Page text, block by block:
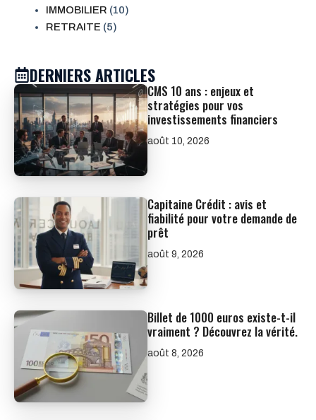
IMMOBILIER (10)
RETRAITE (5)
DERNIERS ARTICLES
CMS 10 ans : enjeux et
stratégies pour vos
investissements financiers
août 10, 2026
Capitaine Crédit : avis et
fiabilité pour votre demande de
prêt
août 9, 2026
Billet de 1000 euros existe-t-il
vraiment ? Découvrez la vérité.
août 8, 2026